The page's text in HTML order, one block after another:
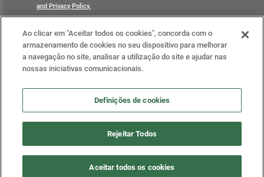
and Privacy Policy.
2025 © Health Regulatory Authority (ERS). All rights
Ao clicar em "Aceitar todos os cookies", concorda com o
armazenamento de cookies no seu dispositivo para melhorar
a navegação no site, analisar a utilização do site e ajudar nas
nossas iniciativas comunicacionais.
Definições de cookies
Rejeitar Todos
Aceitar todos os cookies